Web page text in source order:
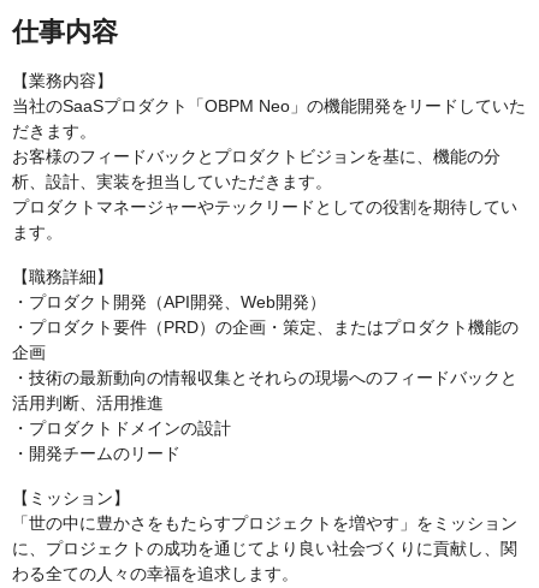
仕事内容
【業務内容】
当社のSaaSプロダクト「OBPM Neo」の機能開発をリードしていた
だきます。
お客様のフィードバックとプロダクトビジョンを基に、機能の分
析、設計、実装を担当していただきます。
プロダクトマネージャーやテックリードとしての役割を期待してい
ます。
【職務詳細】
・プロダクト開発（API開発、Web開発）
・プロダクト要件（PRD）の企画・策定、またはプロダクト機能の
企画
・技術の最新動向の情報収集とそれらの現場へのフィードバックと
活用判断、活用推進
・プロダクトドメインの設計
・開発チームのリード
【ミッション】
「世の中に豊かさをもたらすプロジェクトを増やす」をミッション
に、プロジェクトの成功を通じてより良い社会づくりに貢献し、関
わる全ての人々の幸福を追求します。